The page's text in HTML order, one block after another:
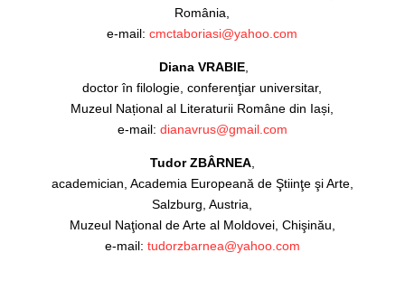
România,
e-mail:cmctaboriasi@yahoo.com
Diana VRABIE
doctor în filologie, conferenţiar universitar,
Muzeul Național al Literaturii Române din Iași,
e-mail: dianavrus@gmail.com
Tudor ZBÂRNEA,
academician, Academia Europeană de Ştiinţe şi Arte,
Salzburg, Austria,
Muzeul Naţional de Arte al Moldovei, Chişinău,
e-mail: tudorzbarnea@yahoo.com